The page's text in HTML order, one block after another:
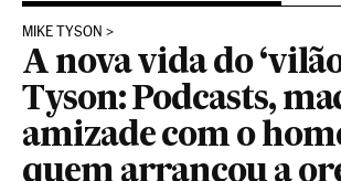
MIKE TYSON
A nova vida do
Tyson: Podcasts,
amizade com o
quem arrancou a